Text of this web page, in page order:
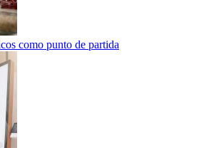
como punto de partida